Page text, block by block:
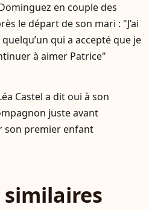
en couple des
le départ de son mari : "J’ai
qui a accepté que je
à aimer Patrice"
Castel a dit oui à son
juste avant
son premier enfant
similaires